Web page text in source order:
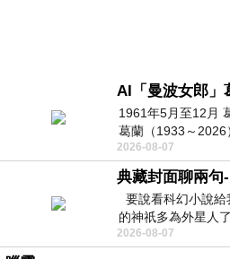
1961年5月至12月
葛蘭（1933～2026
2004）乘郵輪赴倫
2026-08-07
典藏封面聊兩句-
要說看科幻小說
的神祇多為外星人
驚世駭俗的神通法
2026-08-07